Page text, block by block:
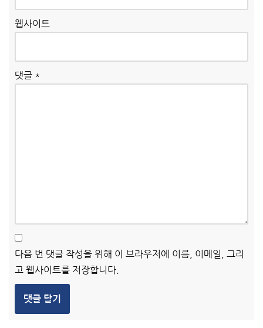
웹사이트
댓글 *
다음 번 댓글 작성을 위해 이 브라우저에 이름, 이메일, 그리
고 웹사이트를 저장합니다.